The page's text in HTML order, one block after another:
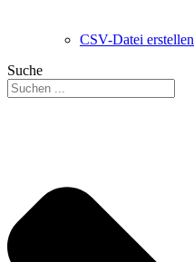
CSV-Datei erstellen
Suche